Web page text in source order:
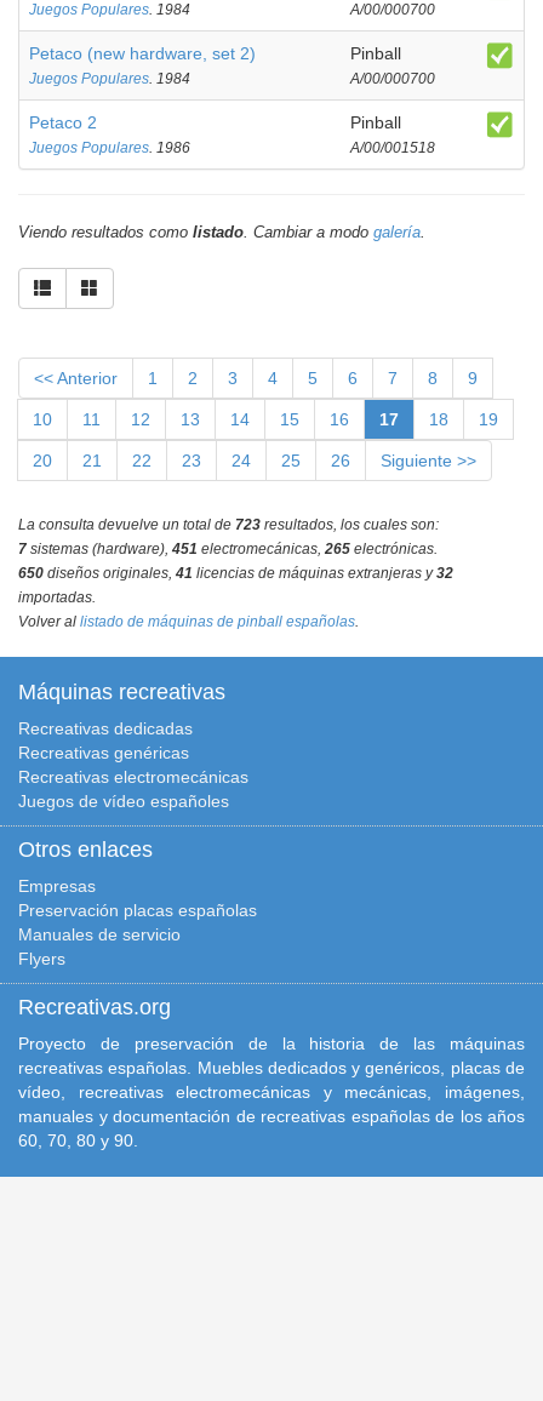
Juegos Populares. 1984 A/00/000700
Petaco (new hardware, set 2)
Juegos Populares. 1984
Pinball
A/00/000700
Petaco 2
Juegos Populares. 1986
Pinball
A/00/001518
Viendo resultados como listado. Cambiar a modo galería.
<< Anterior 1 2 3 4 5 6 7 8 9
10 11 12 13 14 15 16 17 18 19
20 21 22 23 24 25 26 Siguiente >>
La consulta devuelve un total de 723 resultados, los cuales son:
7 sistemas (hardware), 451 electromecánicas, 265 electrónicas.
650 diseños originales, 41 licencias de máquinas extranjeras y32
importadas.
Volver al listado de máquinas de pinball españolas.
Máquinas recreativas
Recreativas dedicadas
Recreativas genéricas
Recreativas electromecánicas
Juegos de vídeo españoles
Otros enlaces
Empresas
Preservación placas españolas
Manuales de servicio
Flyers
Recreativas.org
Proyecto de preservación de la historia de las máquinas
recreativas españolas. Muebles dedicados y genéricos, placas de
vídeo, recreativas electromecánicas y mecánicas, imágenes,
manuales y documentación de recreativas españolas de los años
60, 70, 80 y 90.